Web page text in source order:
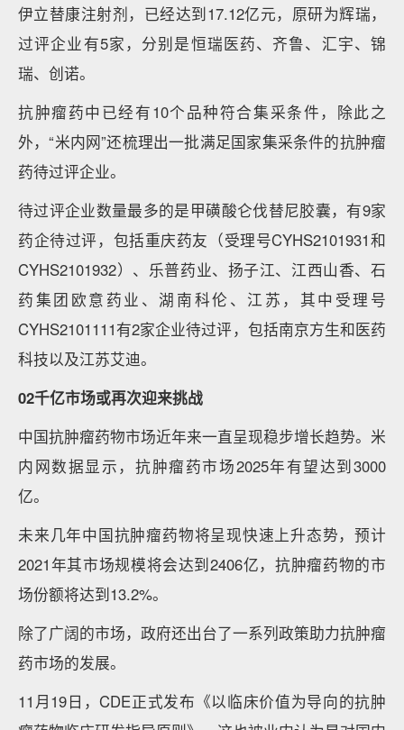
伊立替康注射剂，已经达到17.12亿元，原研为辉瑞，
过评企业有5家，分别是恒瑞医药、齐鲁、汇宇、锦
瑞、创诺。
抗肿瘤药中已经有10个品种符合集采条件，除此之
外，“米内网”还梳理出一批满足国家集采条件的抗肿瘤
药待过评企业。
待过评企业数量最多的是甲磺酸仑伐替尼胶囊，有9家
药企待过评，包括重庆药友（受理号CYHS2101931和
CYHS2101932）、乐普药业、扬子江、江西山香、石
药集团欧意药业、湖南科伦、江苏，其中受理号
CYHS2101111有2家企业待过评，包括南京方生和医药
科技以及江苏艾迪。
02千亿市场或再次迎来挑战
中国抗肿瘤药物市场近年来一直呈现稳步增长趋势。米
内网数据显示，抗肿瘤药市场2025年有望达到3000
亿。
未来几年中国抗肿瘤药物将呈现快速上升态势，预计
2021年其市场规模将会达到2406亿，抗肿瘤药物的市
场份额将达到13.2%。
除了广阔的市场，政府还出台了一系列政策助力抗肿瘤
药市场的发展。
11月19日，CDE正式发布《以临床价值为导向的抗肿